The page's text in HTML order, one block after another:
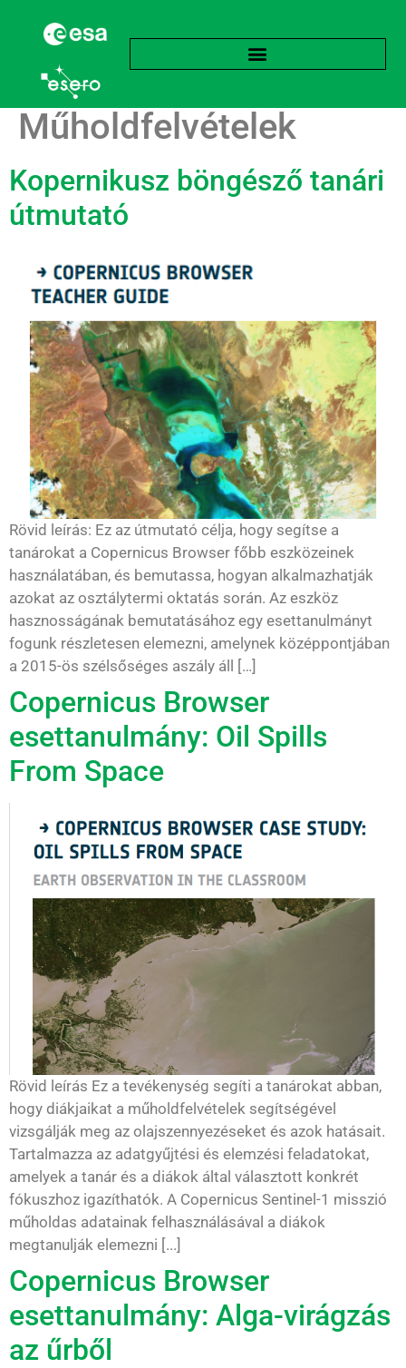
Címke:
Műholdfelvételek
Kopernikusz böngésző tanári
útmutató
Rövid leírás: Ez az útmutató célja, hogy segítse a
tanárokat a Copernicus Browser főbb eszközeinek
használatában, és bemutassa, hogyan alkalmazhatják
azokat az osztálytermi oktatás során. Az eszköz
hasznosságának bemutatásához egy esettanulmányt
fogunk részletesen elemezni, amelynek középpontjában
a 2015-ös szélsőséges aszály áll […]
Copernicus Browser
esettanulmány: Oil Spills
From Space
Rövid leírás Ez a tevékenység segíti a tanárokat abban,
hogy diákjaikat a műholdfelvételek segítségével
vizsgálják meg az olajszennyezéseket és azok hatásait.
Tartalmazza az adatgyűjtési és elemzési feladatokat,
amelyek a tanár és a diákok által választott konkrét
fókuszhoz igazíthatók. A Copernicus Sentinel-1 misszió
műholdas adatainak felhasználásával a diákok
megtanulják elemezni [...]
Copernicus Browser
esettanulmány: Alga-virágzás
az űrből